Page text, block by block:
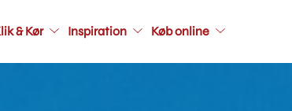
& Kør Inspiration Køb online